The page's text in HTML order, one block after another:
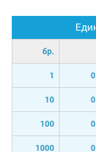
бр.
1
10
100
1000